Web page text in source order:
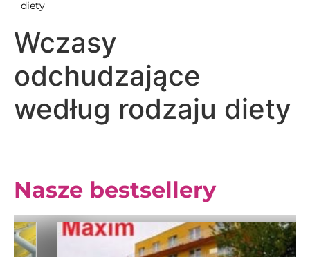
diety
Wczasy
odchudzające
według rodzaju diety
Nasze bestsellery